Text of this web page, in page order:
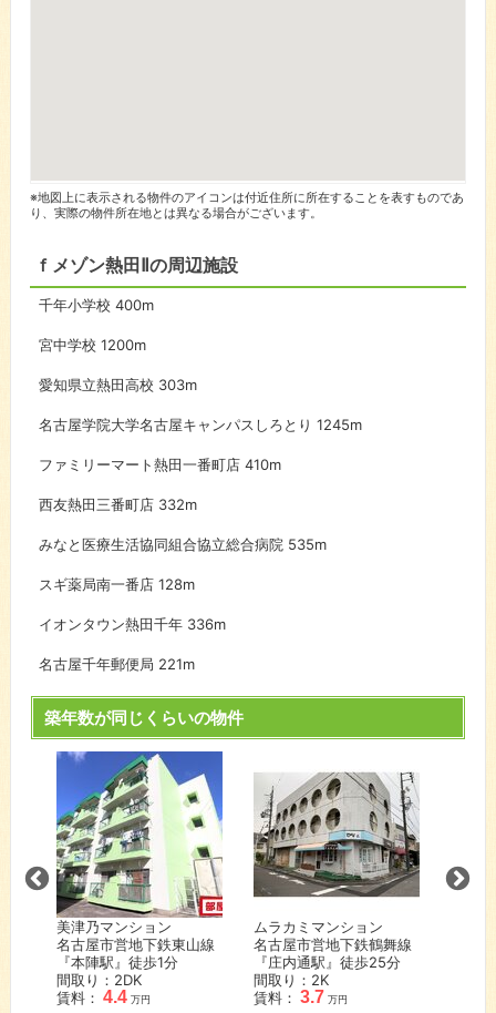
※地図上に表示される物件のアイコンは付近住所に所在することを表すものであ
り、実際の物件所在地とは異なる場合がございます。
ｆメゾン熱田Ⅱの周辺施設
千年小学校 400m
宮中学校 1200m
愛知県立熱田高校 303m
名古屋学院大学名古屋キャンパスしろとり 1245m
ファミリーマート熱田一番町店 410m
西友熱田三番町店 332m
みなと医療生活協同組合協立総合病院 535m
スギ薬局南一番店 128m
イオンタウン熱田千年 336m
名古屋千年郵便局 221m
築年数が同じくらいの物件
美津乃マンション
名古屋市営地下鉄東山線
『本陣駅』徒歩1分
間取り：2DK
賃料： 4.4 万円
ムラカミマンション
名古屋市営地下鉄鶴舞線
『庄内通駅』徒歩25分
間取り：2K
賃料： 3.7 万円